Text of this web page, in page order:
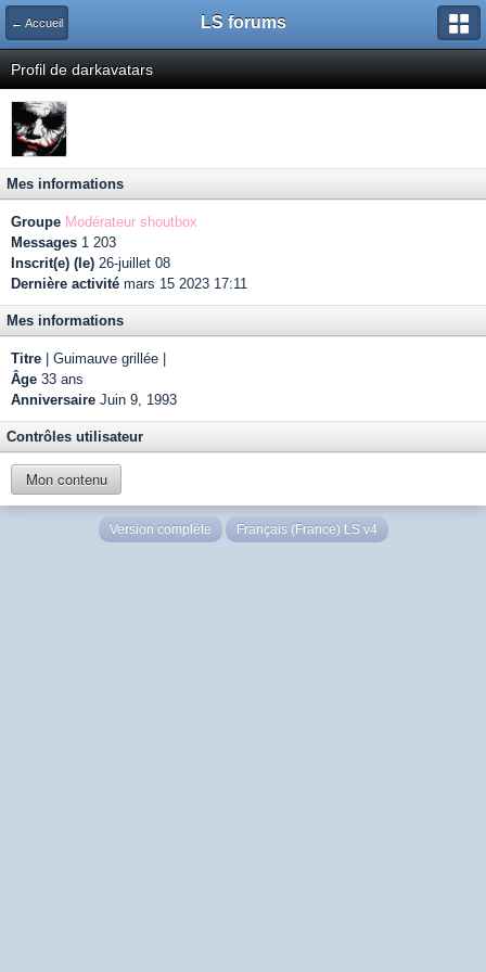
← Accueil LS forums
Profil de darkavatars
Mes informations
Groupe Modérateur shoutbox
Messages 1 203
Inscrit(e) (le) 26-juillet 08
Dernière activité mars 15 2023 17:11
Mes informations
Titre | Guimauve grillée |
Âge 33 ans
Anniversaire Juin 9, 1993
Contrôles utilisateur
Mon contenu
Version complète Français (France) LS v4